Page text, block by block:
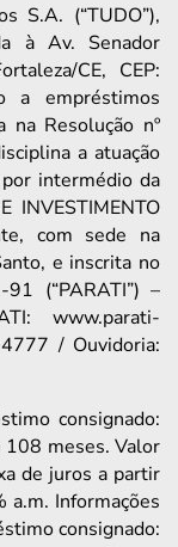
S.A. (“TUDO”),
à Av. Senador
CE, CEP:
a empréstimos
na Resolução nº
a atuação
intermédio da
INVESTIMENTO
com sede na
e inscrita no
(“PARATI”) –
www.parati-
/ Ouvidoria:
consignado:
108 meses. Valor
de juros a partir
Informações
consignado: